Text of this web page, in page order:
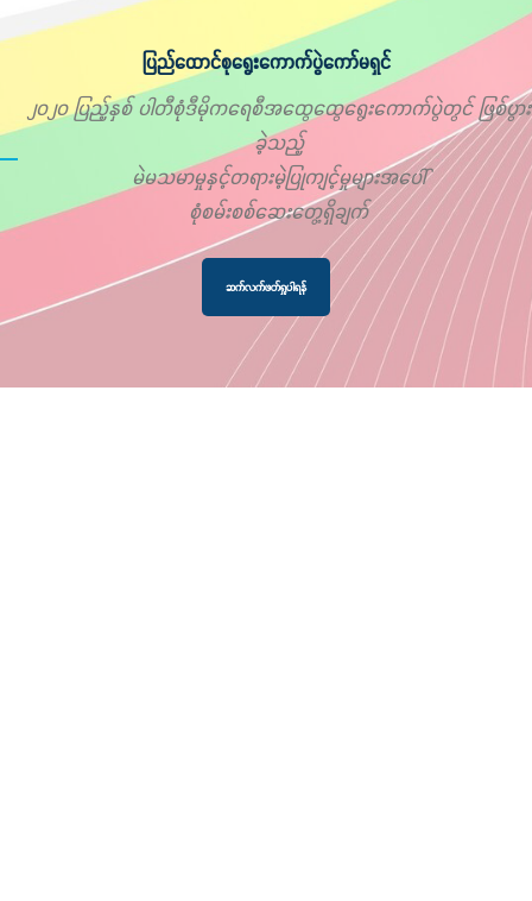
ပြည်ထောင်စုရွေးကောက်ပွဲကော်မရှင်
၂၀၂၀ ပြည့်နှစ် ပါတီစုံဒီမိုကရေစီအထွေထွေရွေးကောက်ပွဲတွင် ဖြစ်ပွား
ခဲ့သည့်
မဲမသမာမှုနှင့်တရားမဲ့ပြုကျင့်မှုများအပေါ်
စုံစမ်းစစ်ဆေးတွေ့ရှိချက်
ဆက်လက်ဖတ်ရှုပါရန်